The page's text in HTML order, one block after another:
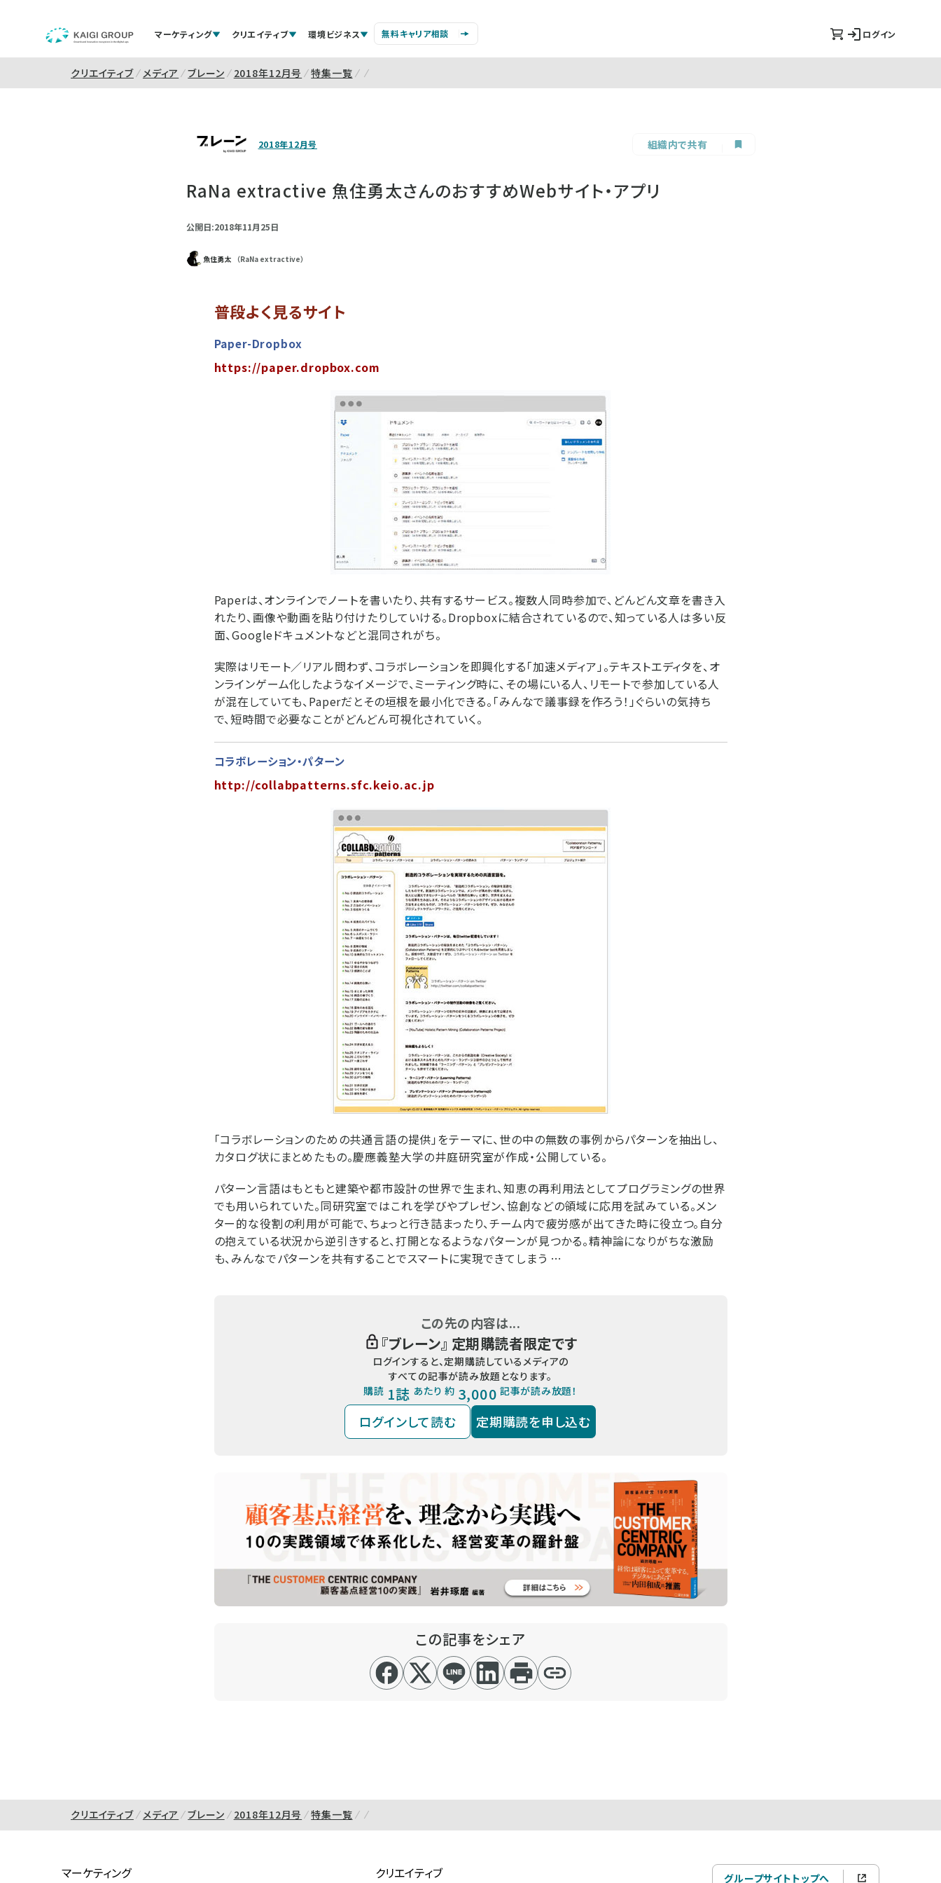
マーケティング クリエイティブ 環境ビジネス 無料キャリア相談 ログイン
クリエイティブ メディア ブレーン 2018年12月号 特集一覧
2018年12月号 組織内で共有
RaNa extractive 魚住勇太さんのおすすめWebサイト・アプリ
公開日:2018年11月25日
魚住勇太 （RaNa extractive）
普段よく見るサイト
Paper-Dropbox
https://paper.dropbox.com
Paperは、オンラインでノートを書いたり、共有するサービス。複数人同時参加で、どんどん文章を書き入
れたり、画像や動画を貼り付けたりしていける。Dropboxに結合されているので、知っている人は多い反
面、Googleドキュメントなどと混同されがち。
実際はリモート／リアル問わず、コラボレーションを即興化する「加速メディア」。テキストエディタを、オ
ンラインゲーム化したようなイメージで、ミーティング時に、その場にいる人、リモートで参加している人
が混在していても、Paperだとその垣根を最小化できる。「みんなで議事録を作ろう！」ぐらいの気持ち
で、短時間で必要なことがどんどん可視化されていく。
コラボレーション・パターン
http://collabpatterns.sfc.keio.ac.jp
「コラボレーションのための共通言語の提供」をテーマに、世の中の無数の事例からパターンを抽出し、
カタログ状にまとめたもの。慶應義塾大学の井庭研究室が作成・公開している。
パターン言語はもともと建築や都市設計の世界で生まれ、知恵の再利用法としてプログラミングの世界
でも用いられていた。同研究室ではこれを学びやプレゼン、協創などの領域に応用を試みている。メン
ター的な役割の利用が可能で、ちょっと行き詰まったり、チーム内で疲労感が出てきた時に役立つ。自分
の抱えている状況から逆引きすると、打開となるようなパターンが見つかる。精神論になりがちな激励
も、みんなでパターンを共有することでスマートに実現できてしまう …
この先の内容は...
『ブレーン』 定期購読者限定です
ログインすると、定期購読しているメディアの
すべての記事が読み放題となります。
購読 1誌 あたり 約 3,000 記事が読み放題！
ログインして読む 定期購読を申し込む
この記事をシェア
クリエイティブ メディア ブレーン 2018年12月号 特集一覧
マーケティング クリエイティブ グループサイトトップへ